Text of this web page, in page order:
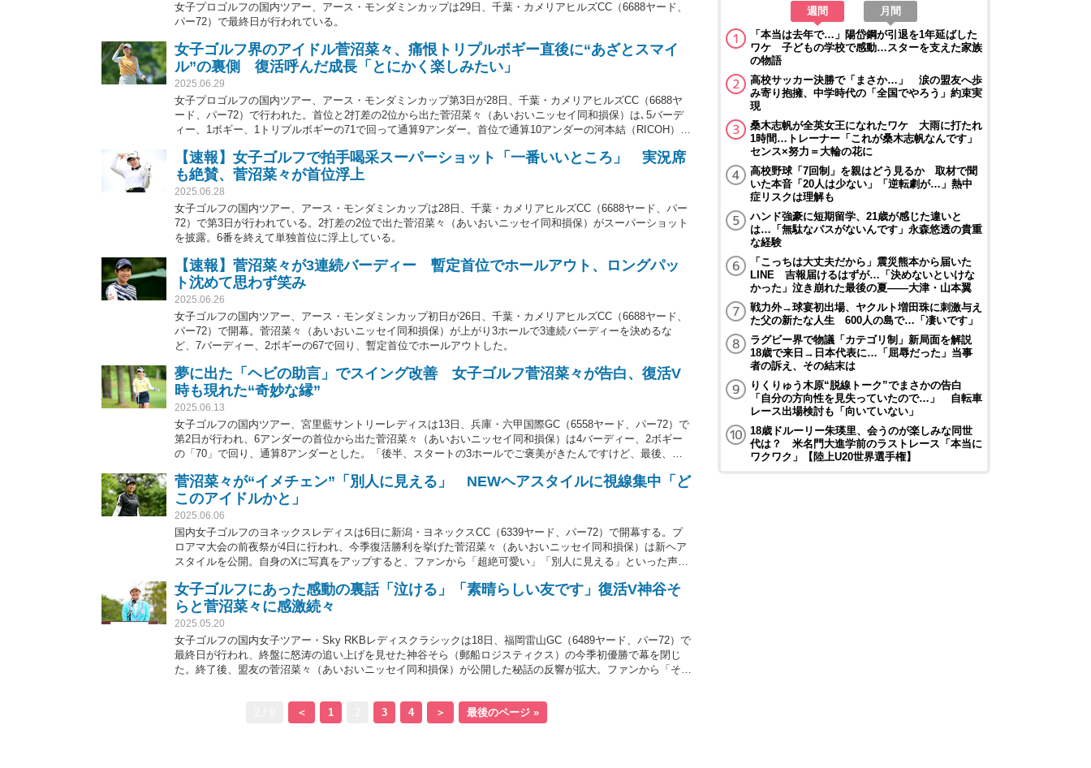
女子プロゴルフの国内ツアー、アース・モンダミンカップは29日、千葉・カメリアヒルズCC（6688ヤード、
パー72）で最終日が行われている。
女子ゴルフ界のアイドル菅沼菜々、痛恨トリプルボギー直後に“あざとスマイ
ル”の裏側 復活呼んだ成長「とにかく楽しみたい」
2025.06.29
女子プロゴルフの国内ツアー、アース・モンダミンカップ第3日が28日、千葉・カメリアヒルズCC（6688ヤ
ード、パー72）で行われた。首位と2打差の2位から出た菅沼菜々（あいおいニッセイ同和損保）は､5バーデ
ィー、1ボギー、1トリプルボギーの71で回って通算9アンダー。首位で通算10アンダーの河本結（RICOH）を
ー3勝目を挙げ復活。この日は、トリプルボギーの後にカメラに手を振る“あざとさ”を披露するなど、メンタ
ルの成長を垣間見せた。
【速報】女子ゴルフで拍手喝采スーパーショット「一番いいところ」 実況席
も絶賛、菅沼菜々が首位浮上
2025.06.28
女子ゴルフの国内ツアー、アース・モンダミンカップは28日、千葉・カメリアヒルズCC（6688ヤード、パー
72）で第3日が行われている。2打差の2位で出た菅沼菜々（あいおいニッセイ同和損保）がスーパーショット
を披露。6番を終えて単独首位に浮上している。
【速報】菅沼菜々が3連続バーディー 暫定首位でホールアウト、ロングパッ
ト沈めて思わず笑み
2025.06.26
女子ゴルフの国内ツアー、アース・モンダミンカップ初日が26日、千葉・カメリアヒルズCC（6688ヤード、
パー72）で開幕。菅沼菜々（あいおいニッセイ同和損保）が上がり3ホールで3連続バーディーを決めるな
ど、7バーディー、2ボギーの67で回り、暫定首位でホールアウトした。
夢に出た「ヘビの助言」でスイング改善 女子ゴルフ菅沼菜々が告白、復活V
時も現れた“奇妙な縁”
2025.06.13
女子ゴルフの国内ツアー、宮里藍サントリーレディスは13日、兵庫・六甲国際GC（6558ヤード、パー72）で
第2日が行われ、6アンダーの首位から出た菅沼菜々（あいおいニッセイ同和損保）は4バーディー、2ボギー
の「70」で回り、通算8アンダーとした。「後半、スタートの3ホールでご褒美がきたんですけど、最後、左
菅沼菜々が“イメチェン”「別人に見える」 NEWヘアスタイルに視線集中「ど
このアイドルかと」
2025.06.06
国内女子ゴルフのヨネックスレディスは6日に新潟・ヨネックスCC（6339ヤード、パー72）で開幕する。プ
ロアマ大会の前夜祭が4日に行われ、今季復活勝利を挙げた菅沼菜々（あいおいニッセイ同和損保）は新ヘア
スタイルを公開。自身のXに写真をアップすると、ファンから「超絶可愛い」「別人に見える」といった声が
女子ゴルフにあった感動の裏話「泣ける」「素晴らしい友です」復活V神谷そ
らと菅沼菜々に感激続々
2025.05.20
女子ゴルフの国内女子ツアー・Sky RKBレディスクラシックは18日、福岡雷山GC（6489ヤード、パー72）で
最終日が行われ、終盤に怒涛の追い上げを見せた神谷そら（郵船ロジスティクス）の今季初優勝で幕を閉じ
た。終了後、盟友の菅沼菜々（あいおいニッセイ同和損保）が公開した秘話の反響が拡大。ファンから「そん
＜ 1 3 4 ＞ 最後のページ »
週間
月間
「本当は去年で…」陽岱鋼が引退を1年延ばした
ワケ 子どもの学校で感動…スターを支えた家族
の物語
高校サッカー決勝で「まさか…」 涙の盟友へ歩
み寄り抱擁、中学時代の「全国でやろう」約束実
現
桑木志帆が全英女王になれたワケ 大雨に打たれ
1時間…トレーナー「これが桑木志帆なんです」
センス×努力＝大輪の花に
高校野球「7回制」を親はどう見るか 取材で聞
いた本音「20人は少ない」「逆転劇が…」熱中
症リスクは理解も
ハンド強豪に短期留学、21歳が感じた違いと
は…「無駄なパスがないんです」永森悠透の貴重
な経験
「こっちは大丈夫だから」震災熊本から届いた
LINE 吉報届けるはずが…「決めないといけな
かった」泣き崩れた最後の夏――大津・山本翼
戦力外→球宴初出場、ヤクルト増田珠に刺激与え
た父の新たな人生 600人の島で…「凄いです」
ラグビー界で物議「カテゴリ制」新局面を解説
18歳で来日→日本代表に…「屈辱だった」当事
者の訴え、その結末は
りくりゅう木原“脱線トーク”でまさかの告白
「自分の方向性を見失っていたので…」 自転車
レース出場検討も「向いていない」
18歳ドルーリー朱瑛里、会うのが楽しみな同世
代は？ 米名門大進学前のラストレース「本当に
ワクワク」【陸上U20世界選手権】